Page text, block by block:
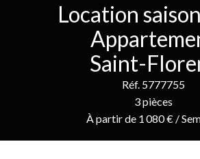
Location
Saint-
Réf. 5777755
3 pièces
À partir de 1 080 € /